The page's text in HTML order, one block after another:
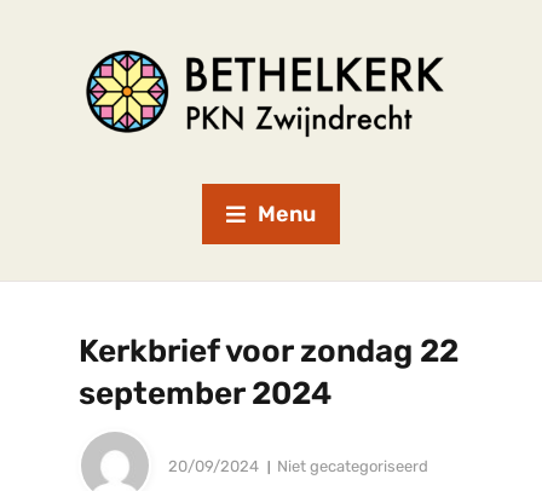
Menu
Kerkbrief voor zondag 22
september 2024
20/09/2024 Niet gecategoriseerd